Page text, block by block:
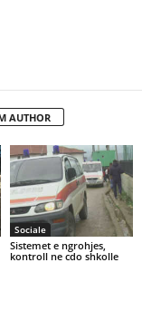
AUTHOR
Sociale
Sistemet e ngrohjes,
kontroll ne cdo shkolle